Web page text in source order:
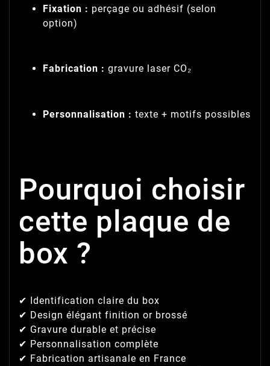
Fixation : perçage ou adhésif (selon
option)
Fabrication : gravure laser CO₂
Personnalisation : texte + motifs possibles
Pourquoi choisir
cette plaque de
box ?
✔ Identification claire du box
✔ Design élégant finition or brossé
✔ Gravure durable et précise
✔ Personnalisation complète
✔ Fabrication artisanale en France